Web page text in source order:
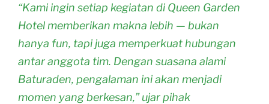
“Kami ingin setiap kegiatan di Queen Garden
Hotel memberikan makna lebih — bukan
hanya fun, tapi juga memperkuat hubungan
antar anggota tim. Dengan suasana alami
Baturaden, pengalaman ini akan menjadi
momen yang berkesan,” ujar pihak